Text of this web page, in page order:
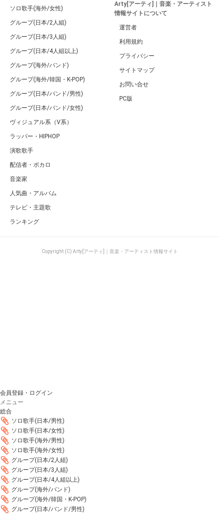
ソロ歌手(海外/女性)
グループ(日本/2人組)
グループ(日本/3人組)
グループ(日本/4人組以上)
グループ(海外/バンド)
グループ(海外/韓国・K-POP)
グループ(日本/バンド/男性)
グループ(日本/バンド/女性)
ヴィジュアル系（V系）
ラッパー・HIPHOP
演歌歌手
配信者・ボカロ
音楽家
人気曲・アルバム
テレビ・主題歌
ランキング
Arty[アーティ]｜音楽・アーティスト
情報サイトについて
運営者
利用規約
プライバシー
サイトマップ
お問い合せ
PC版
Copyright (C) Arty[アーティ]｜音楽・アーティスト情報サイト
会員登録・ログイン
メニュー
総合
ソロ歌手(日本/男性)
ソロ歌手(日本/女性)
ソロ歌手(海外/男性)
ソロ歌手(海外/女性)
グループ(日本/2人組)
グループ(日本/3人組)
グループ(日本/4人組以上)
グループ(海外/バンド)
グループ(海外/韓国・K-POP)
グループ(日本/バンド/男性)